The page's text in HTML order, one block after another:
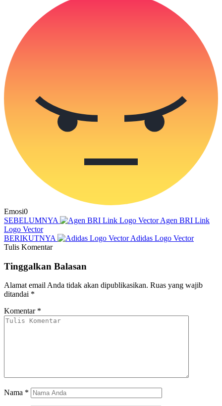
Emosi0
SEBELUMNYA
Agen BRI Link
Logo Vector
BERIKUTNYA
Adidas Logo Vector
Tulis Komentar
Tinggalkan Balasan
Alamat email Anda tidak akan dipublikasikan. Ruas yang wajib
ditandai *
Komentar *
Nama *